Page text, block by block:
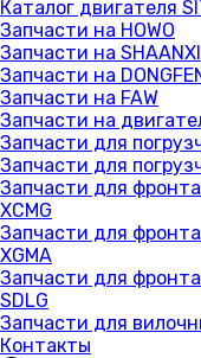
Каталог двигателя
Запчасти на HOWO
Запчасти на SHAANXI
Запчасти на
Запчасти на FAW
Запчасти на
Запчасти для
Запчасти для
Запчасти для
XCMG
Запчасти для
XGMA
Запчасти для
SDLG
Запчасти для
Контакты